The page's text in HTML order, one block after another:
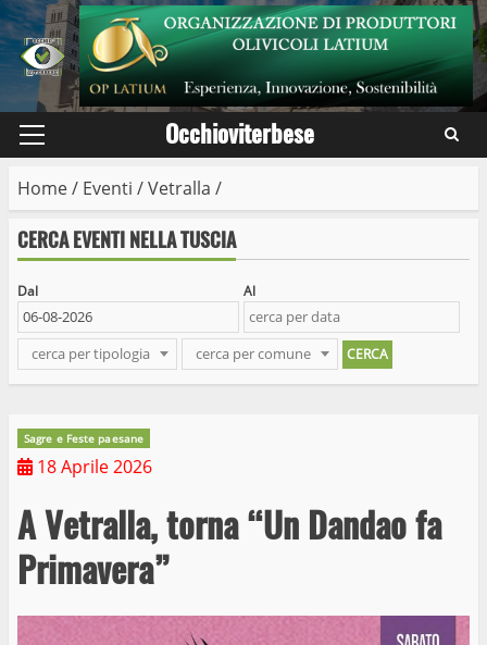
Skip
to
content
Primary
Occhioviterbese
Home/ Eventi /Vetralla /
CERCA EVENTI NELLA TUSCIA
Dal Al
cerca per tipologia cerca per comune
Sagre e Feste paesane
18 Aprile 2026
A Vetralla, torna “Un Dandao fa
Primavera”